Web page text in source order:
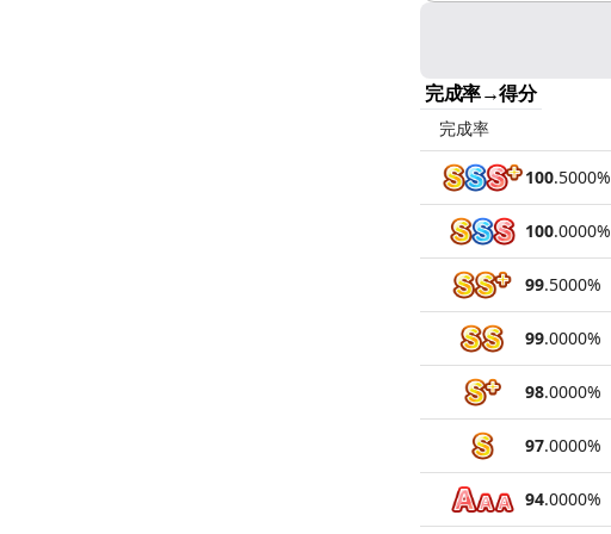
完成率→得分
完成率
100.5000%
100.0000%
99.5000%
99.0000%
98.0000%
97.0000%
94.0000%